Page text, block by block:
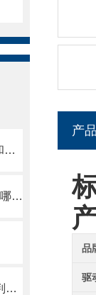
赛高MM2机械隔膜计量泵吸液管路和排液管路安装注意事项
SEKO机械隔膜计量泵的应用场景有哪些？
机械隔膜计量泵 电机常见问题 + 速判速修
产
品
驱